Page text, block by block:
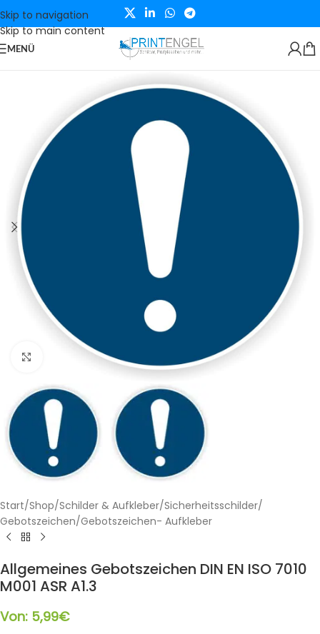
Skip to navigation
Skip to main content
MENÜ
Klicken zum Vergrößern
Start/Shop/Schilder & Aufkleber/Sicherheitsschilder/
Gebotszeichen/Gebotszeichen- Aufkleber
Allgemeines Gebotszeichen DIN EN ISO 7010
M001 ASR A1.3
Von: 5,99€